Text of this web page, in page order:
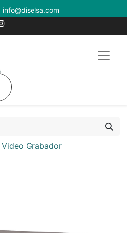
info@diselsa.com
Video Grabador